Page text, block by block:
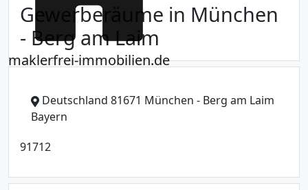
maklerfrei-immobilien.de
Gewerberäume in München
- Berg am Laim
Deutschland 81671 München - Berg am Laim
Bayern
91712